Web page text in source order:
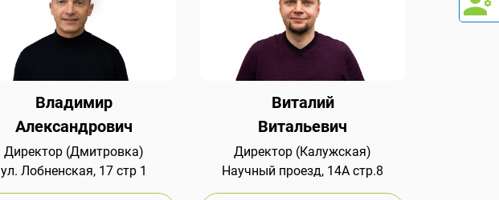
Владимир
Александрович
Директор (Дмитровка)
ул. Лобненская, 17 стр 1
Виталий
Витальевич
Директор (Калужская)
Научный проезд, 14А стр.8